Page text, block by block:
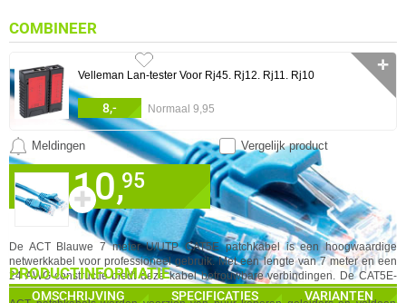
De ACT Blauwe 7 meter U/UTP CAT5E patchkabel is een hoogwaardige
netwerkkabel voor professioneel gebruik. Met een lengte van 7 meter en een
24 AWG-constructie biedt deze kabel betrouwbare verbindingen. De CAT5E-
classificatie garandeert snelle data-overdracht tot 1000 Mbps. De blauwe kleur
10,95
STAFFELKORTING MOGELIJK
IN WINKELMAND
✓ 30 dagen bedenktermijn!
✓ 60 maanden garantie!
✓ Achteraf betalen!
Vergelijk product
Meldingen
GA NAAR
OMSCHRIJVING SPECIFICATIES
VARIANTEN
COMBINEER
Velleman Lan-tester Voor Rj45. Rj12. Rj11. Rj10
8,- Normaal 9,95
✛
0 artikelen geselecteerd
✚
PRODUCTINFORMATIE